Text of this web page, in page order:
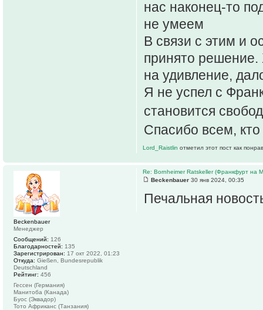
нас наконец-то
не умеем
В связи с этим и
принято решение.
на удивление,
Я не успел с
становится
Спасибо всем,
Lord_Raistlin отметил этот пост как
Re: Bornheimer Ratskeller (Франкфурт на
Beckenbauer 30 янв 2024, 00:35
Печальная
Beckenbauer
Менеджер
Сообщений: 126
Благодарностей: 135
Зарегистрирован: 17 окт 2022, 01:23
Откуда: Gießen, Bundesrepublik
Deutschland
Рейтинг: 456
Гессен (Германия)
Манитоба (Канада)
Буос (Эквадор)
Тото Африканс (Танзания)